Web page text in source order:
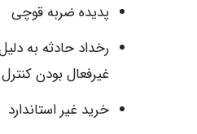
پدیده ضربه قوچی
رخداد حادثه به
غیرفعال بودن
خرید غیر استاندارد